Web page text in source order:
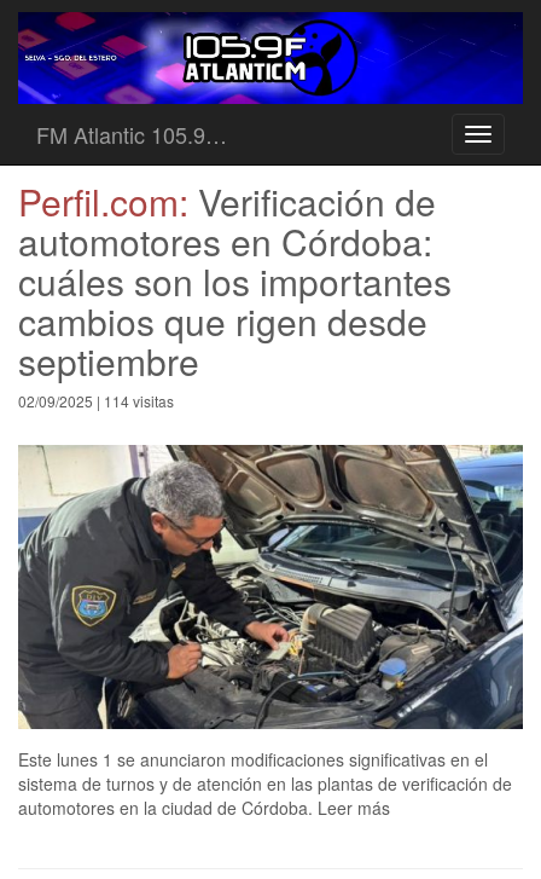
Toggle
FM Atlantic 105.9…
Perfil.com: Verificación de
automotores en Córdoba:
cuáles son los importantes
cambios que rigen desde
septiembre
02/09/2025 | 114 visitas
Este lunes 1 se anunciaron modificaciones significativas en el
sistema de turnos y de atención en las plantas de verificación de
automotores en la ciudad de Córdoba. Leer más